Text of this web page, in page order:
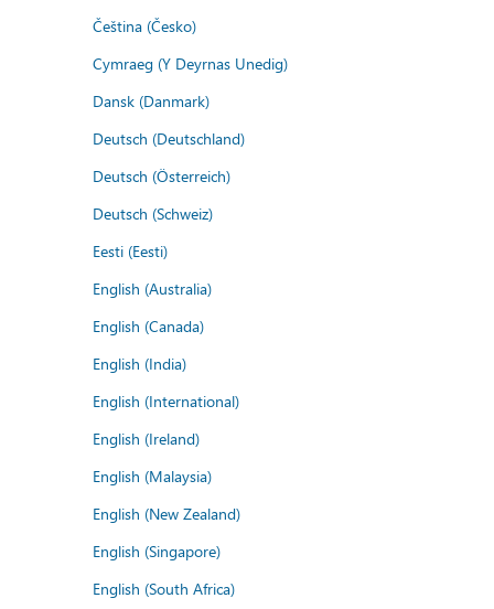
Čeština (Česko)
Cymraeg (Y Deyrnas Unedig)
Dansk (Danmark)
Deutsch (Deutschland)
Deutsch (Österreich)
Deutsch (Schweiz)
Eesti (Eesti)
English (Australia)
English (Canada)
English (India)
English (International)
English (Ireland)
English (Malaysia)
English (New Zealand)
English (Singapore)
English (South Africa)